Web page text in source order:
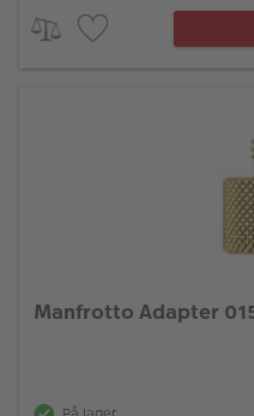
Manfrotto Adapter